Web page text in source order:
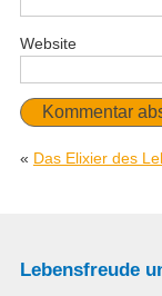
Website
« Das Elixier des
Lebensfreude